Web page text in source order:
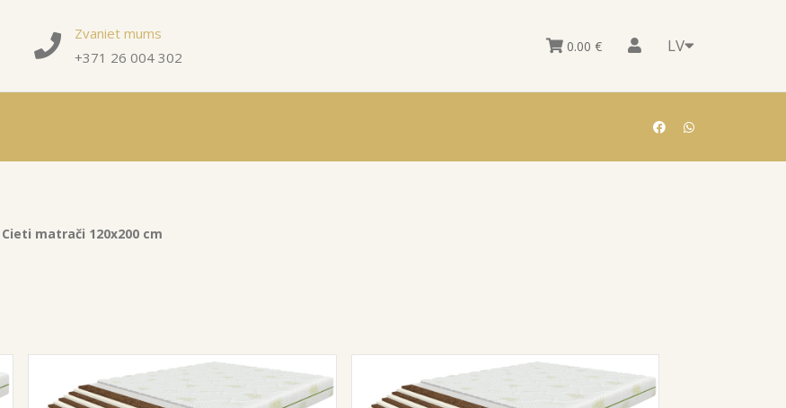
Zvaniet mums
+371 26 004 302
0.00 € LV
Cieti matrači 120x200 cm